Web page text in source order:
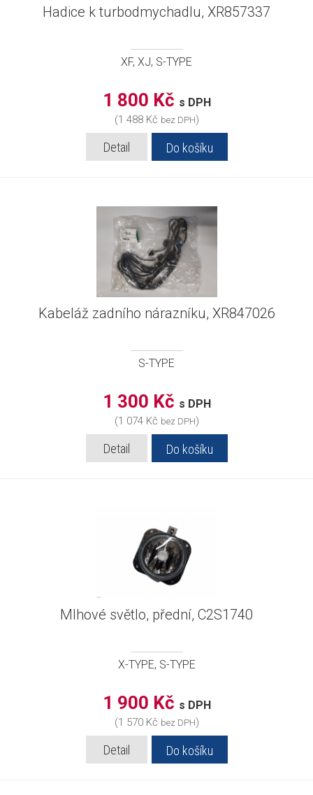
Hadice k turbodmychadlu, XR857337
XF, XJ, S-TYPE
1 800 Kč s DPH
(1 488 Kč bez DPH)
Detail Do košíku
Kabeláž zadního nárazníku, XR847026
S-TYPE
1 300 Kč s DPH
(1 074 Kč bez DPH)
Detail Do košíku
Mlhové světlo, přední, C2S1740
X-TYPE, S-TYPE
1 900 Kč s DPH
(1 570 Kč bez DPH)
Detail Do košíku